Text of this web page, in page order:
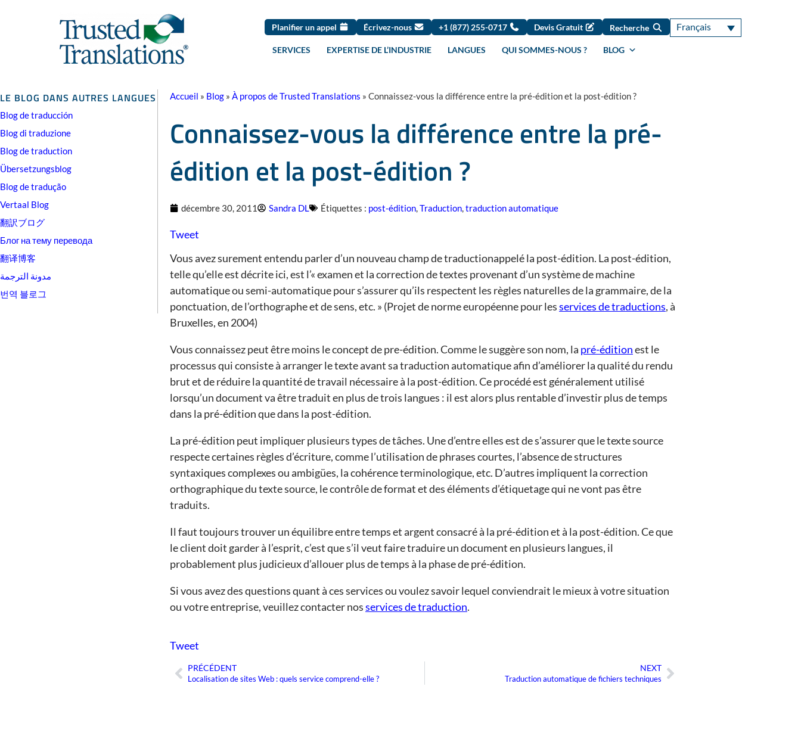
Planifier un appel Écrivez-nous +1 (877) 255-0717 Devis Gratuit Recherche Français
SERVICES EXPERTISE DE L’INDUSTRIE LANGUES QUI SOMMES-NOUS ? BLOG
LE BLOG DANS AUTRES LANGUES
Blog de traducción
Blog di traduzione
Blog de traduction
Übersetzungsblog
Blog de tradução
Vertaal Blog
翻訳ブログ
Блог на тему перевода
翻译博客
مدونة الترجمة
번역 블로그
Accueil » Blog » À propos de Trusted Translations » Connaissez-vous la différence entre la pré-édition et la post-édition ?
Connaissez-vous la différence entre la pré-
édition et la post-édition ?
décembre 30, 2011 Sandra DL Étiquettes : post-édition,Traduction,traduction automatique
Tweet
Vous avez surement entendu parler d’un nouveau champ de traductionappelé la post-édition. La post-édition,
telle qu’elle est décrite ici, est l’« examen et la correction de textes provenant d’un système de machine
automatique ou semi-automatique pour s’assurer qu’ils respectent les règles naturelles de la grammaire, de la
ponctuation, de l’orthographe et de sens, etc. » (Projet de norme européenne pour lesservices de traductions, à
Bruxelles, en 2004)
Vous connaissez peut être moins le concept de pre-édition. Comme le suggère son nom, la pré-éditionest le
processus qui consiste à arranger le texte avant sa traduction automatique afin d’améliorer la qualité du rendu
brut et de réduire la quantité de travail nécessaire à la post-édition. Ce procédé est généralement utilisé
lorsqu’un document va être traduit en plus de trois langues : il est alors plus rentable d’investir plus de temps
dans la pré-édition que dans la post-édition.
La pré-édition peut impliquer plusieurs types de tâches. Une d’entre elles est de s’assurer que le texte source
respecte certaines règles d’écriture, comme l’utilisation de phrases courtes, l’absence de structures
syntaxiques complexes ou ambigües, la cohérence terminologique, etc. D’autres impliquent la correction
orthographique du texte source, le contrôle de format et des éléments d’étiquetage qui ne vont pas être
traduits.
Il faut toujours trouver un équilibre entre temps et argent consacré à la pré-édition et à la post-édition. Ce que
le client doit garder à l’esprit, c’est que s’il veut faire traduire un document en plusieurs langues, il
probablement plus judicieux d’allouer plus de temps à la phase de pré-édition.
Si vous avez des questions quant à ces services ou voulez savoir lequel conviendrait le mieux à votre situation
ou votre entreprise, veuillez contacter nosservices de traduction.
Tweet
Précédent
PRÉCÉDENT
Localisation de sites Web : quels service comprend-elle ?
NEXT
Traduction automatique de fichiers techniques Suivant